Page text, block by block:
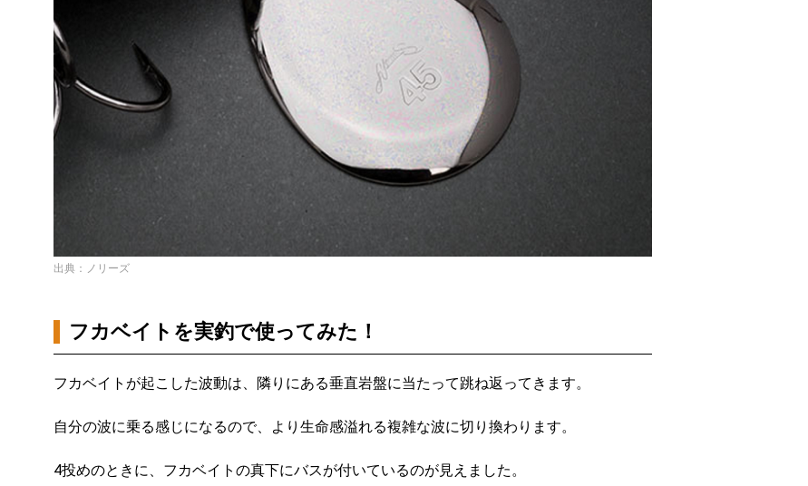
出典：ノリーズ
フカベイトを実釣で使ってみた！
フカベイトが起こした波動は、隣りにある垂直岩盤に当たって跳ね返ってきます。
自分の波に乗る感じになるので、より生命感溢れる複雑な波に切り換わります。
4投めのときに、フカベイトの真下にバスが付いているのが見えました。